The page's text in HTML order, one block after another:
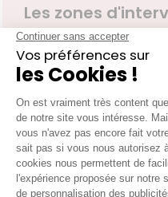
Les zones
votre agence
La Marne
Machecoul
Machecoul St Meme
Paulx
St Etienne De Mer
St Meme Le Tenu